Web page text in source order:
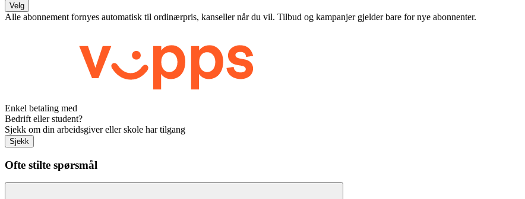
Velg
Alle abonnement fornyes automatisk til ordinærpris, kanseller når du vil. Tilbud og kampanjer gjelder bare for nye abonnenter.
Enkel betaling med
Bedrift eller student?
Sjekk om din arbeidsgiver eller skole har tilgang
Sjekk
Ofte stilte spørsmål